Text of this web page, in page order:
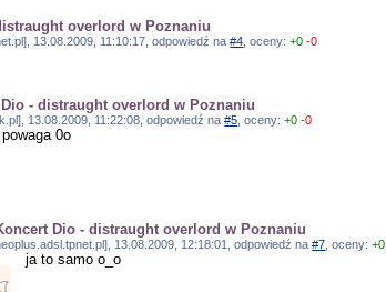
overlord w Poznaniu
13.08.2009, 11:10:17, odpowiedź na#4, oceny:+0 -0
- distraught overlord w Poznaniu
13.08.2009, 11:22:08, odpowiedź na#5 , oceny:+0 -0
0o
Dio - distraught overlord w Poznaniu
13.08.2009, 12:18:01, odpowiedź na#7 , oceny:+0
ja to samo o_o